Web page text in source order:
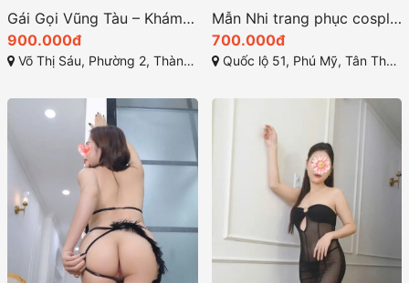
Gái Gọi Vũng Tàu – Khám Phá Thế Giới Giải Trí Đặc Biệt năm 2025
900.000đ
Võ Thị Sáu, Phường 2, Thành phố Vũng Tầu, Bà Rịa - Vũng Tàu
Mẫn Nhi trang phục cosplay đầy sáng tạo sexy
700.000đ
Quốc lộ 51, Phú Mỹ, Tân Thành, Bà Rịa - Vũng Tàu